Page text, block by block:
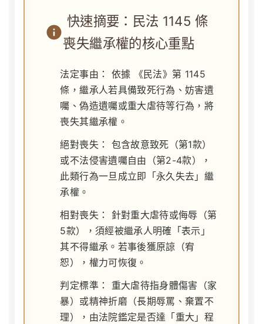
快速摘要：民法 1145 條
喪失繼承權的核心重點
法定事由： 依據
《民法》第 1145
條 ，繼承人若具備致死行為、妨害遺
囑、偽造遺囑或重大虐待等行為，將
喪失其繼承權。
絕對喪失：
包含故意致死（第1款）
或不法侵害遺囑自由（第2-4款），
此類行為一旦成立即「永久失去」繼
承權。
相對喪失：
針對重大虐待或侮辱（第
5款），須經被繼承人明確「表示」
其不得繼承。若事後獲原諒（宥
恕），權力可恢復。
判定標準：
重大虐待指身體傷害（家
暴）或精神折磨（長期辱罵、棄置不
理），由法院鑑定是否達「重大」程